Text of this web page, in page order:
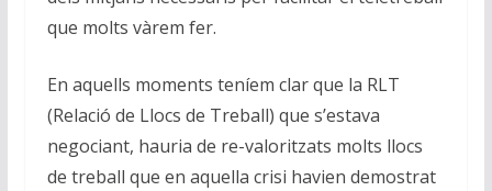
que molts vàrem fer.
En aquells moments teníem clar que la RLT
(Relació de Llocs de Treball) que s’estava
negociant, hauria de re-valoritzats molts llocs
de treball que en aquella crisi havien demostrat